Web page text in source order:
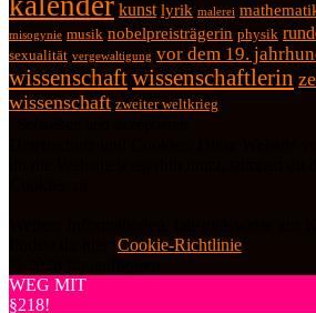
kunst lyrik malerei
misogynie musik nobelpreisträgerin physik
sexualität vergewaltigung vor dem 19.
wissenschaftwissenschaftlerin
wissenschaft zweiter weltkrieg
Cookie-Richtlinie
WEG MIT
§218!